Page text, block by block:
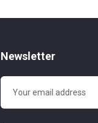
Newsletter